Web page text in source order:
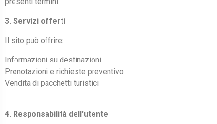
3. Servizi offerti
Il sito può offrire:
Informazioni su destinazioni
Prenotazioni e richieste preventivo
Vendita di pacchetti turistici
4. Responsabilità dell’utente